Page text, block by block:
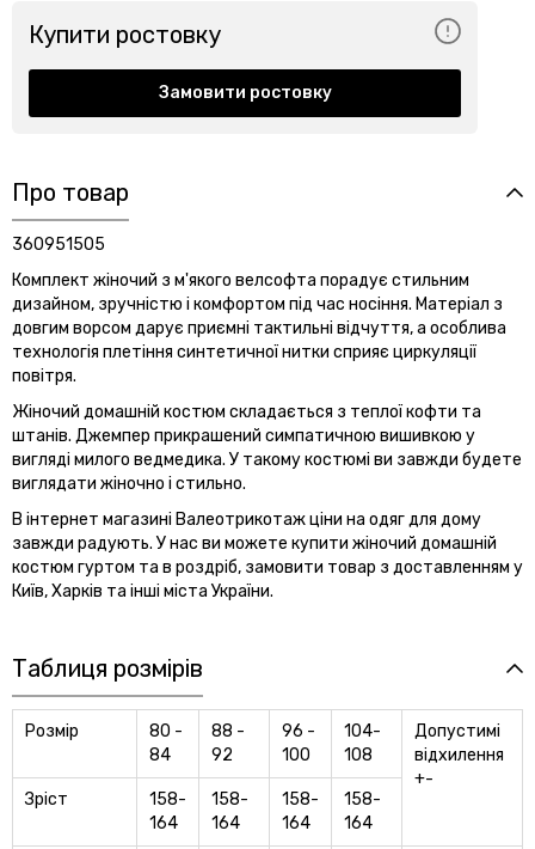
Купити ростовку
Замовити ростовку
Про товар
360951505
Комплект жіночий з м'якого велсофта порадує стильним
дизайном, зручністю і комфортом під час носіння. Матеріал з
довгим ворсом дарує приємні тактильні відчуття, а особлива
технологія плетіння синтетичної нитки сприяє циркуляції
повітря.
Жіночий домашній костюм складається з теплої кофти та
штанів. Джемпер прикрашений симпатичною вишивкою у
вигляді милого ведмедика. У такому костюмі ви завжди будете
виглядати жіночно і стильно.
В інтернет магазині Валеотрикотаж ціни на одяг для дому
завжди радують. У нас ви можете купити жіночий домашній
костюм гуртом та в роздріб, замовити товар з доставленням у
Київ, Харків та інші міста України.
Таблиця розмірів
Розмір
80 -
84
88 -
92
96 -
100
104-
108
Допустимі
відхилення
+-
Зріст
158-
164
158-
164
158-
164
158-
164